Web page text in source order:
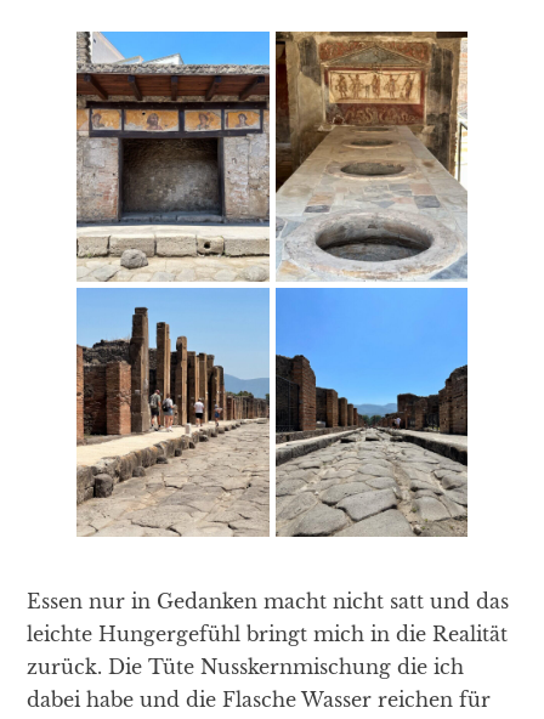
Essen nur in Gedanken macht nicht satt und das
leichte Hungergefühl bringt mich in die Realität
zurück. Die Tüte Nusskernmischung die ich
dabei habe und die Flasche Wasser reichen für